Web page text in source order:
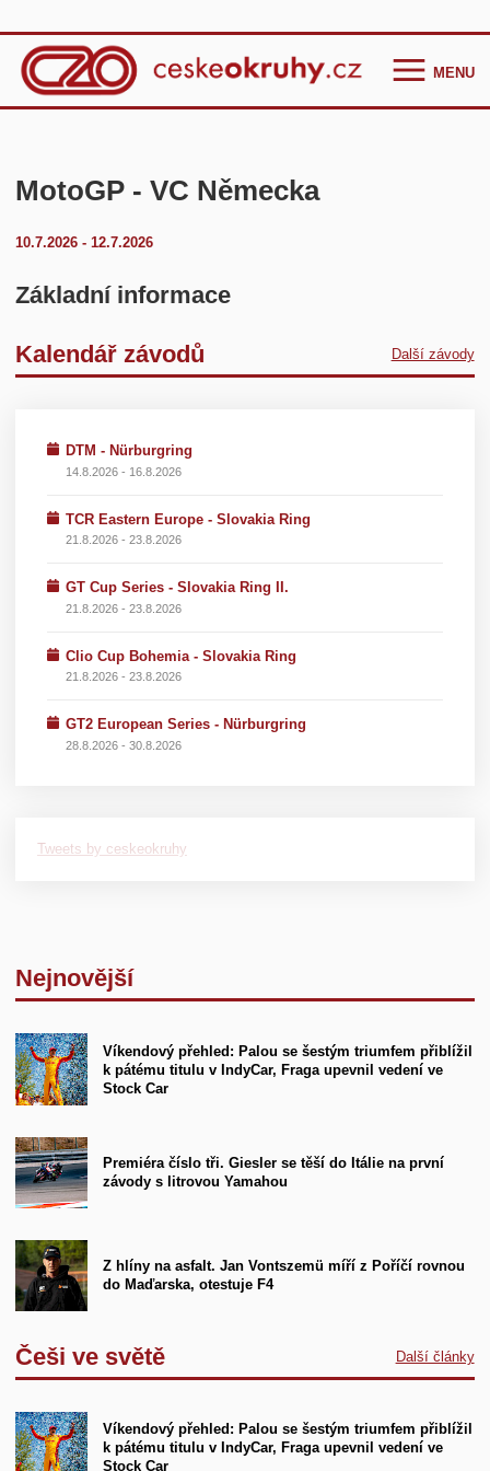
MENU
TCR Eastern Europe
F4 CEZ
Ostatní
Kontakt
MotoGP - VC Německa
10.7.2026 - 12.7.2026
Základní informace
Kalendář závodů Další závody
DTM - Nürburgring
14.8.2026 - 16.8.2026
TCR Eastern Europe - Slovakia Ring
21.8.2026 - 23.8.2026
GT Cup Series - Slovakia Ring II.
21.8.2026 - 23.8.2026
Clio Cup Bohemia - Slovakia Ring
21.8.2026 - 23.8.2026
GT2 European Series - Nürburgring
28.8.2026 - 30.8.2026
Tweets by ceskeokruhy
Nejnovější
Víkendový přehled: Palou se šestým triumfem přiblížil
k pátému titulu v IndyCar, Fraga upevnil vedení ve
Stock Car
Premiéra číslo tři. Giesler se těší do Itálie na první
závody s litrovou Yamahou
Z hlíny na asfalt. Jan Vontszemü míří z Poříčí rovnou
do Maďarska, otestuje F4
Češi ve světě Další články
Víkendový přehled: Palou se šestým triumfem přiblížil
k pátému titulu v IndyCar, Fraga upevnil vedení ve
Stock Car